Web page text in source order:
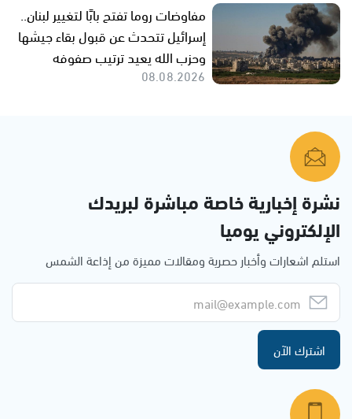
مفاوضات روما تفتح بابًا لتغيير لبنان..
إسرائيل تتحدث عن قبول بقاء جيشها
وحزب الله يعيد ترتيب صفوفه
08.08.2026
نشرة إخبارية خاصة مباشرة لبريدك
الإلكتروني يوميا
استلم اشعارات وأخبار حصرية ومقالات مميزة من إذاعة الشمس
اشترك الآن